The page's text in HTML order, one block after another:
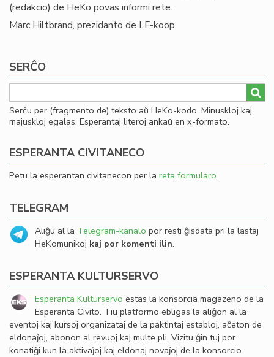
(redakcio) de HeKo povas informi rete.
Marc Hiltbrand, prezidanto de LF-koop
SERĈO
Serĉu per (fragmento de) teksto aŭ HeKo-kodo. Minuskloj kaj
majuskloj egalas. Esperantaj literoj ankaŭ en x-formato.
ESPERANTA CIVITANECO
Petu la esperantan civitanecon per la reta formularo.
TELEGRAM
Aliĝu al la Telegram-kanalo por resti ĝisdata pri la lastaj
HeKomunikoj kaj por komenti ilin.
ESPERANTA KULTURSERVO
Esperanta Kulturservo estas la konsorcia magazeno de la
Esperanta Civito. Tiu platformo ebligas la aliĝon al la
eventoj kaj kursoj organizataj de la paktintaj establoj, aĉeton de
eldonaĵoj, abonon al revuoj kaj multe pli. Vizitu ĝin tuj por
konatiĝi kun la aktivaĵoj kaj eldonaj novaĵoj de la konsorcio.